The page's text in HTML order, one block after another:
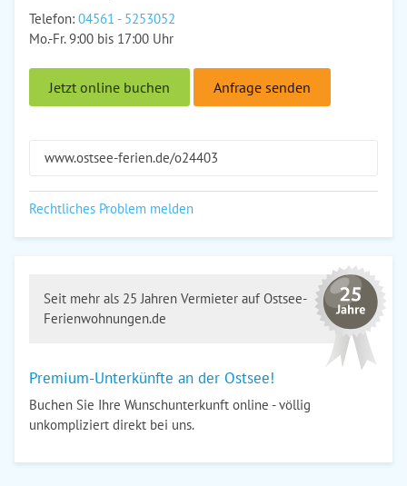
Telefon: 04561 - 5253052
Mo.-Fr. 9:00 bis 17:00 Uhr
Jetzt online buchen Anfrage senden
www.ostsee-ferien.de/o24403
Rechtliches Problem melden
Seit mehr als 25 Jahren Vermieter auf Ostsee-
Ferienwohnungen.de
Premium-Unterkünfte an der Ostsee!
Buchen Sie Ihre Wunschunterkunft online - völlig
unkompliziert direkt bei uns.